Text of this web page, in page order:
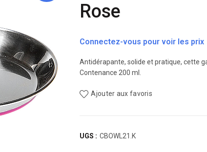
Rose
Connectez-vous pour voir les prix
Antidérapante, solide et pratique, cette
Contenance 200 ml.
Ajouter aux favoris
UGS : CBOWL21.K